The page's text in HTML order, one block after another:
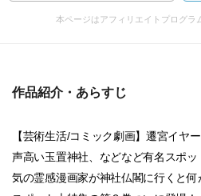
本ページはアフィリエイトプログラ
作品紹介・あらすじ
【芸術生活/コミック劇画】遷宮イヤ
声高い玉置神社、などなど有名スポ
気の霊感漫画家が神社仏閣に行くと